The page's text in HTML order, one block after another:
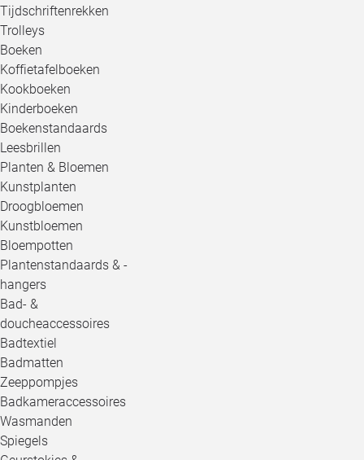
Tijdschriftenrekken
Trolleys
Boeken
Koffietafelboeken
Kookboeken
Kinderboeken
Boekenstandaards
Leesbrillen
Planten & Bloemen
Kunstplanten
Droogbloemen
Kunstbloemen
Bloempotten
Plantenstandaards & -
hangers
Bad- &
doucheaccessoires
Badtextiel
Badmatten
Zeeppompjes
Badkameraccessoires
Wasmanden
Spiegels